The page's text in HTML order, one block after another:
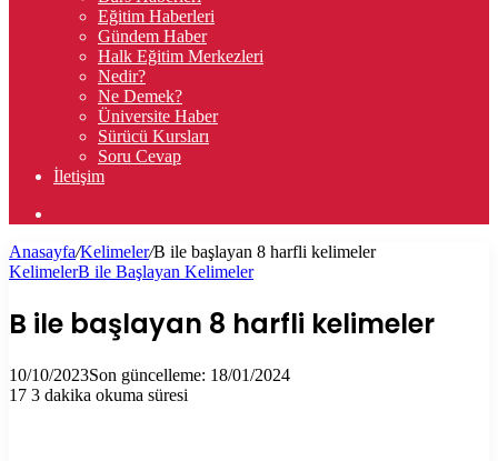
Eğitim Haberleri
Gündem Haber
Halk Eğitim Merkezleri
Nedir?
Ne Demek?
Üniversite Haber
Sürücü Kursları
Soru Cevap
İletişim
...
Anasayfa/Kelimeler/B ile başlayan 8 harfli kelimeler
KelimelerB ile Başlayan Kelimeler
B ile başlayan 8 harfli kelimeler
10/10/2023Son güncelleme: 18/01/2024
17 3 dakika okuma süresi